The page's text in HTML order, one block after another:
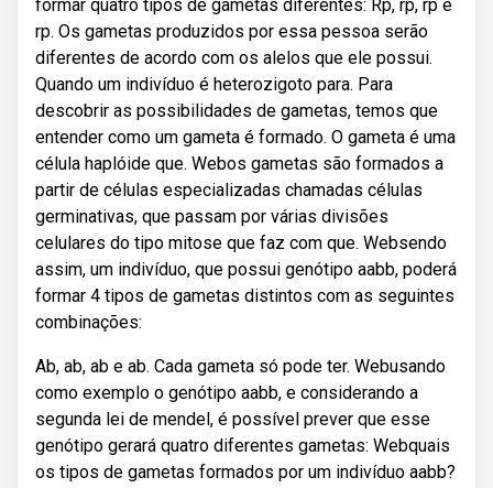
formar quatro tipos de gametas diferentes: Rp, rp, rp e
rp. Os gametas produzidos por essa pessoa serão
diferentes de acordo com os alelos que ele possui.
Quando um indivíduo é heterozigoto para. Para
descobrir as possibilidades de gametas, temos que
entender como um gameta é formado. O gameta é uma
célula haplóide que. Webos gametas são formados a
partir de células especializadas chamadas células
germinativas, que passam por várias divisões
celulares do tipo mitose que faz com que. Websendo
assim, um indivíduo, que possui genótipo aabb, poderá
formar 4 tipos de gametas distintos com as seguintes
combinações:
Ab, ab, ab e ab. Cada gameta só pode ter. Webusando
como exemplo o genótipo aabb, e considerando a
segunda lei de mendel, é possível prever que esse
genótipo gerará quatro diferentes gametas: Webquais
os tipos de gametas formados por um indivíduo aabb?